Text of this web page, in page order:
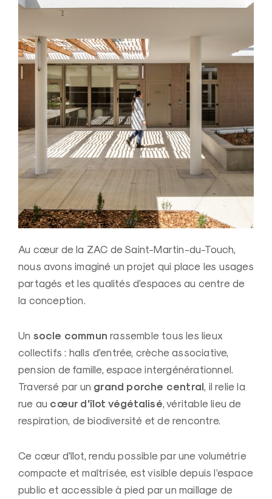
Au cœur de la ZAC de Saint-Martin-du-Touch,
nous avons imaginé un projet qui place les usages
partagés et les qualités d’espaces au centre de
la conception.
Un socle commun rassemble tous les lieux
collectifs : halls d’entrée, crèche associative,
pension de famille, espace intergénérationnel.
Traversé par un grand porche central, il relie la
rue au cœur d’îlot végétalisé, véritable lieu de
respiration, de biodiversité et de rencontre.
Ce cœur d’îlot, rendu possible par une volumétrie
compacte et maîtrisée, est visible depuis l’espace
public et accessible à pied par un maillage de